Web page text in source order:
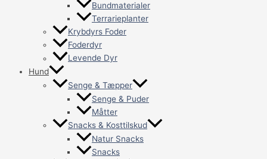
Bundmaterialer
Terrarieplanter
Krybdyrs Foder
Foderdyr
Levende Dyr
Hund
Senge & Tæpper
Senge & Puder
Måtter
Snacks & Kosttilskud
Natur Snacks
Snacks